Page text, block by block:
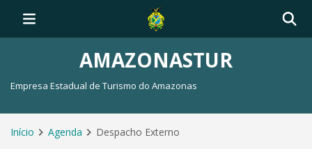
AMAZONASTUR
Empresa Estadual de Turismo do Amazonas
Início Agenda Despacho Externo